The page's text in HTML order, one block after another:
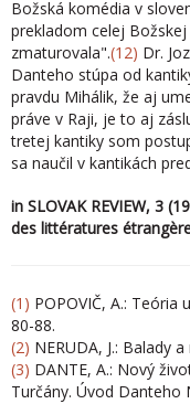
Božská komédia v
prekladom celej
zmaturovala".(12) Dr.
Danteho stúpa od
pravdu Mihálik, že aj
práve v Raji, je to aj
tretej kantiky som
sa naučil v kantikách
in SLOVAK REVIEW, 3
des littératures
(1) POPOVIČ, A.: Teória
80-88.
(2) NERUDA, J.: Balady
(3) DANTE, A.: Nový
Turčány. Úvod Danteho